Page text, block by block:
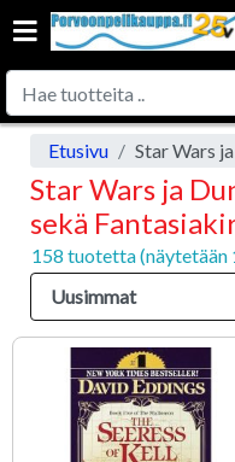
Etusivu
Star Wars ja
sekä
158 tuotetta (näytetään